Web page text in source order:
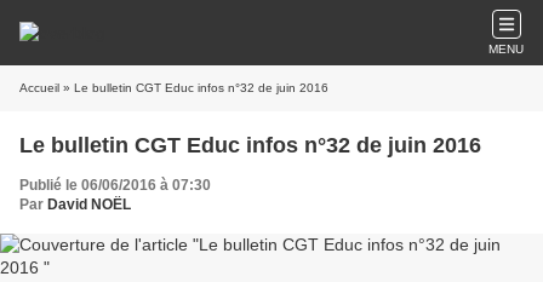
MENU
Accueil » Le bulletin CGT Educ infos n°32 de juin 2016
Le bulletin CGT Educ infos n°32 de juin 2016
Publié le 06/06/2016 à 07:30
Par David NOËL